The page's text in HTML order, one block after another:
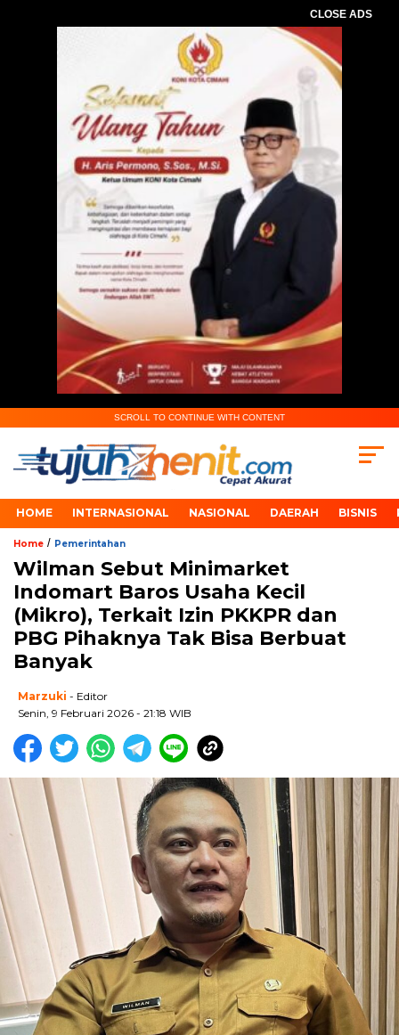
CLOSE ADS
SCROLL TO CONTINUE WITH CONTENT
HOME INTERNASIONAL NASIONAL DAERAH BISNIS
Home / Pemerintahan
Wilman Sebut Minimarket
Indomart Baros Usaha Kecil
(Mikro), Terkait Izin PKKPR dan
PBG Pihaknya Tak Bisa Berbuat
Banyak
Marzuki - Editor
Senin, 9 Februari 2026 - 21:18 WIB